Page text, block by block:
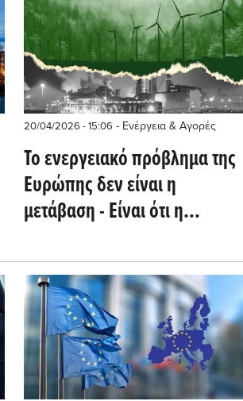
20/04/2026 - 15:06 - Ενέργεια & Αγορές
Το ενεργειακό πρόβλημα της
Ευρώπης δεν είναι η
μετάβαση - Είναι ότι η
ποτέ (Oil Price)